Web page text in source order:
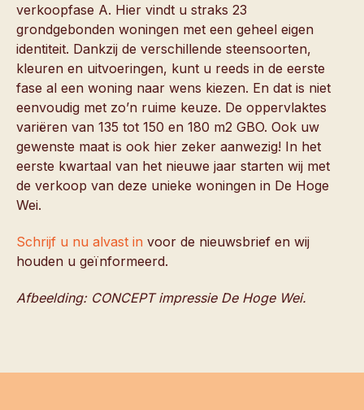
verkoopfase A. Hier vindt u straks 23
grondgebonden woningen met een geheel eigen
identiteit. Dankzij de verschillende steensoorten,
kleuren en uitvoeringen, kunt u reeds in de eerste
fase al een woning naar wens kiezen. En dat is niet
eenvoudig met zo’n ruime keuze. De oppervlaktes
variëren van 135 tot 150 en 180 m2 GBO. Ook uw
gewenste maat is ook hier zeker aanwezig! In het
eerste kwartaal van het nieuwe jaar starten wij met
de verkoop van deze unieke woningen in De Hoge
Wei.
Schrijf u nu alvast in voor de nieuwsbrief en wij
houden u geïnformeerd.
Afbeelding: CONCEPT impressie De Hoge Wei.